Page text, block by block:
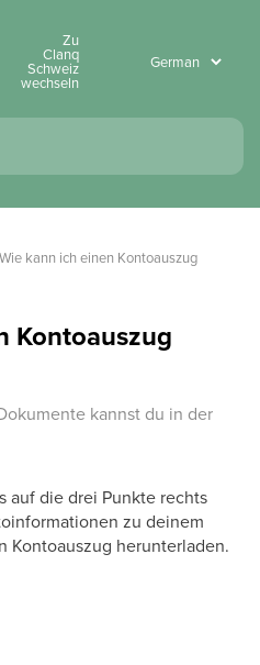
Zu
Clanq
Schweiz
wechseln
Wie kann ich einen Kontoauszug
Kontoauszug
kannst du in der
auf die drei Punkte rechts
zu deinem
Kontoauszug herunterladen.